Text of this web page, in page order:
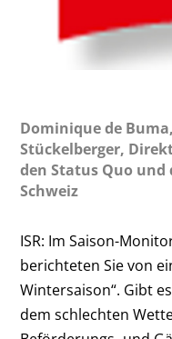
Dominique de
Stückelberger,
den Status Quo
Schweiz
ISR: Im Saison-
berichteten Sie von
Wintersaison“. Gibt
dem schlechten